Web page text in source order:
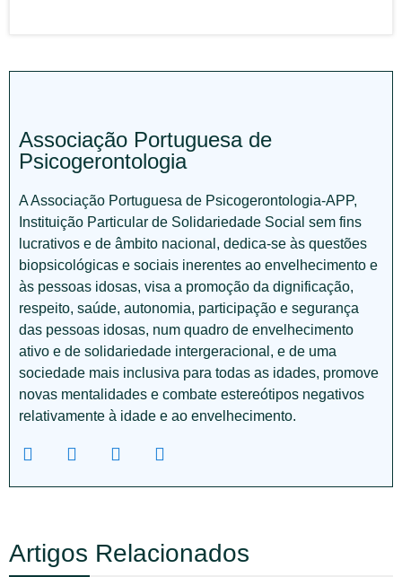
Associação Portuguesa de
Psicogerontologia
A Associação Portuguesa de Psicogerontologia-APP,
Instituição Particular de Solidariedade Social sem fins
lucrativos e de âmbito nacional, dedica-se às questões
biopsicológicas e sociais inerentes ao envelhecimento e
às pessoas idosas, visa a promoção da dignificação,
respeito, saúde, autonomia, participação e segurança
das pessoas idosas, num quadro de envelhecimento
ativo e de solidariedade intergeracional, e de uma
sociedade mais inclusiva para todas as idades, promove
novas mentalidades e combate estereótipos negativos
relativamente à idade e ao envelhecimento.
Artigos Relacionados